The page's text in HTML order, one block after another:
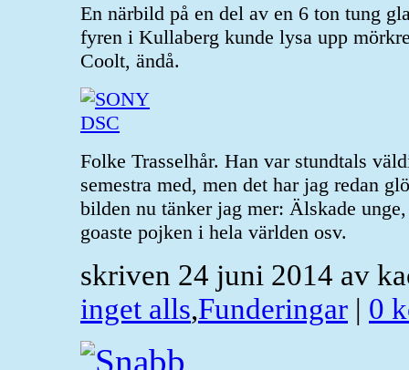
En närbild på en del av en 6 ton tung
fyren i Kullaberg kunde lysa upp
Coolt, ändå.
Folke Trasselhår. Han var stundtals
semestra med, men det har jag redan
bilden nu tänker jag mer: Älskade
goaste pojken i hela världen osv.
skriven 24 juni 2014 av
inget alls,Funderingar | 0